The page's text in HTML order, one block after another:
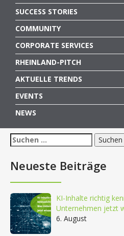
SUCCESS STORIES
COMMUNITY
CORPORATE SERVICES
RHEINLAND-PITCH
AKTUELLE TRENDS
EVENTS
NEWS
Suchen
nach:
Neueste Beiträge
KI-Inhalte richtig
Unternehmen jetzt
6. August